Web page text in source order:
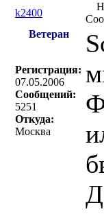
k2400
Ветеран
Регистрация:
07.05.2006
Сообщений:
5251
Откуда:
Москва